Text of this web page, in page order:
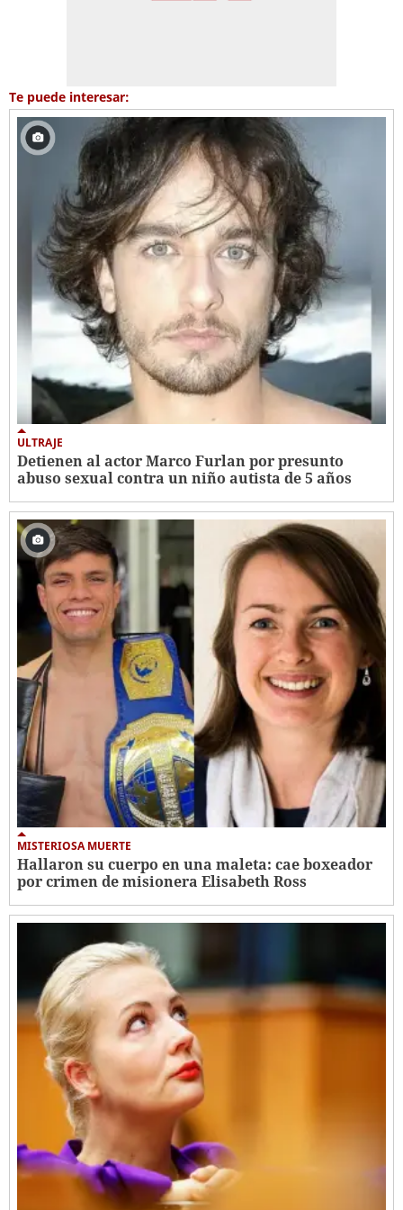
Te puede interesar:
ULTRAJE
Detienen al actor Marco Furlan por presunto
abuso sexual contra un niño autista de 5 años
MISTERIOSA MUERTE
Hallaron su cuerpo en una maleta: cae boxeador
por crimen de misionera Elisabeth Ross